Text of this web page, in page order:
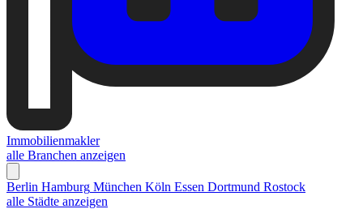
Immobilienmakler
alle Branchen anzeigen
Berlin Hamburg München Köln Essen Dortmund Rostock
alle Städte anzeigen